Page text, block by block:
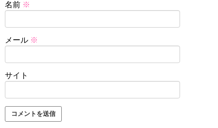
名前 ※
メール ※
サイト